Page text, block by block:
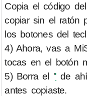
Copia el código
copiar sin el ratón
los botones del
4) Ahora, vas a
tocas en el botón
5) Borra el '' de
antes copiaste.